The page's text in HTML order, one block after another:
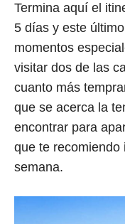
Termina aquí el
5 días y este
momentos
visitar dos de las
cuanto más
que se acerca la
encontrar para
que te recomiendo
semana.